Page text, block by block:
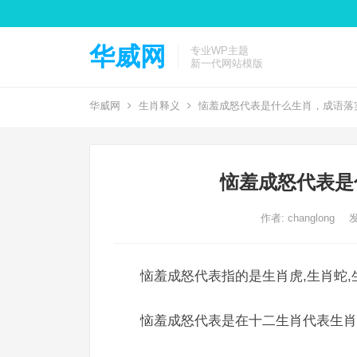
华威网
专业WP主题
新一代网站模版
华威网 生肖释义 恼羞成怒代表是什么生肖，成语落
恼羞成怒代表
作者: changlong
恼羞成怒代表指的是生肖虎,生肖蛇,
恼羞成怒代表是在十二生肖代表生